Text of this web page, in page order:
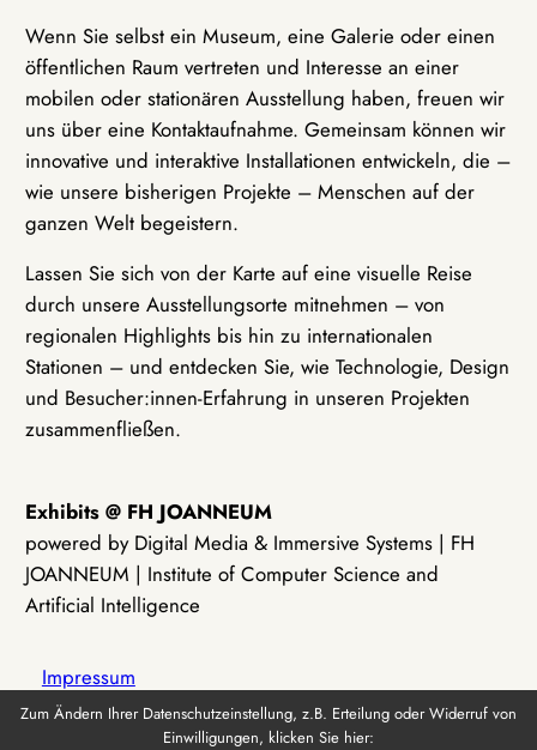
Wenn Sie selbst ein Museum, eine Galerie oder einen
öffentlichen Raum vertreten und Interesse an einer
mobilen oder stationären Ausstellung haben, freuen wir
uns über eine Kontaktaufnahme. Gemeinsam können wir
innovative und interaktive Installationen entwickeln, die –
wie unsere bisherigen Projekte – Menschen auf der
ganzen Welt begeistern.
Lassen Sie sich von der Karte auf eine visuelle Reise
durch unsere Ausstellungsorte mitnehmen – von
regionalen Highlights bis hin zu internationalen
Stationen – und entdecken Sie, wie Technologie, Design
und Besucher:innen-Erfahrung in unseren Projekten
zusammenfließen.
Exhibits @ FH JOANNEUM
powered by Digital Media & Immersive Systems | FH
JOANNEUM | Institute of Computer Science and
Artificial Intelligence
Impressum
Zum Ändern Ihrer Datenschutzeinstellung, z.B. Erteilung oder Widerruf von
Einwilligungen, klicken Sie hier: